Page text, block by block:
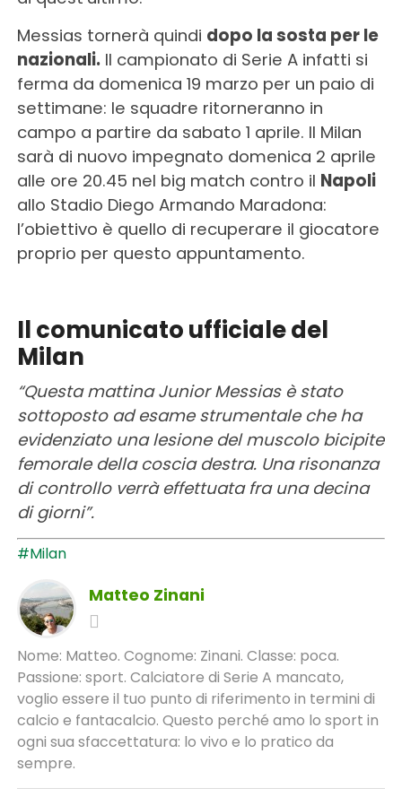
Messias tornerà quindi dopo la sosta per le
nazionali. Il campionato di Serie A infatti si
ferma da domenica 19 marzo per un paio di
settimane: le squadre ritorneranno in
campo a partire da sabato 1 aprile. Il Milan
sarà di nuovo impegnato domenica 2 aprile
alle ore 20.45 nel big match contro il Napoli
allo Stadio Diego Armando Maradona:
l’obiettivo è quello di recuperare il giocatore
proprio per questo appuntamento.
Il comunicato ufficiale del
Milan
“Questa mattina Junior Messias è stato
sottoposto ad esame strumentale che ha
evidenziato unalesione del muscolo bicipite
femorale della coscia destra. Una risonanza
di controllo verrà effettuata fra una decina
di giorni”.
#Milan
Matteo Zinani
Nome: Matteo. Cognome: Zinani. Classe: poca.
Passione: sport. Calciatore di Serie A mancato,
voglio essere il tuo punto di riferimento in termini di
calcio e fantacalcio. Questo perché amo lo sport in
ogni sua sfaccettatura: lo vivo e lo pratico da
sempre.